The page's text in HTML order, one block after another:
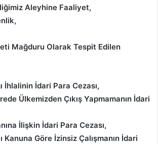
Aleyhine Faaliyet,
Mağduru Olarak Tespit Edilen
İhlalinin İdari Para Cezası,
Ülkemizden Çıkış Yapmamanın İdari
İlişkin İdari Para Cezası,
Kanuna Göre İzinsiz Çalışmanın İdari